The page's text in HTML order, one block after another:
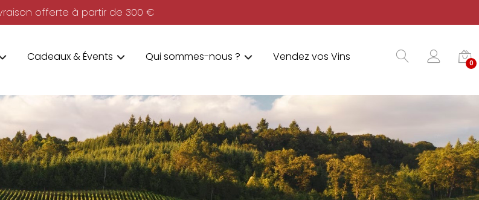
offerte à partir de 300 €
Cadeaux & Évents Qui sommes-nous ? Vendez vos Vins 0